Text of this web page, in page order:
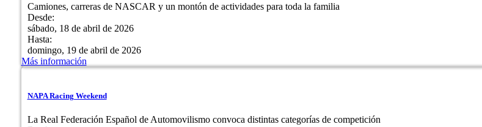
Camiones, carreras de NASCAR y un montón de actividades para toda la familia
Desde:
sábado, 18 de abril de 2026
Hasta:
domingo, 19 de abril de 2026
Más información
NAPA Racing Weekend
La Real Federación Español de Automovilismo convoca distintas categorías de competición